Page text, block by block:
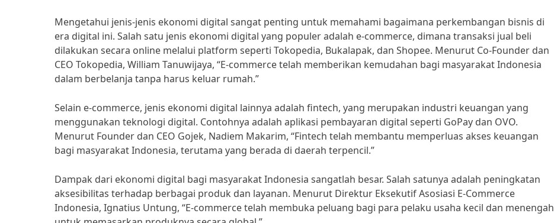
Mengetahui jenis-jenis ekonomi digital sangat penting untuk memahami bagaimana perkembangan bisnis di
era digital ini. Salah satu jenis ekonomi digital yang populer adalah e-commerce, dimana transaksi jual beli
dilakukan secara online melalui platform seperti Tokopedia, Bukalapak, dan Shopee. Menurut Co-Founder dan
CEO Tokopedia, William Tanuwijaya, “E-commerce telah memberikan kemudahan bagi masyarakat Indonesia
dalam berbelanja tanpa harus keluar rumah.”
Selain e-commerce, jenis ekonomi digital lainnya adalah fintech, yang merupakan industri keuangan yang
menggunakan teknologi digital. Contohnya adalah aplikasi pembayaran digital seperti GoPay dan OVO.
Menurut Founder dan CEO Gojek, Nadiem Makarim, “Fintech telah membantu memperluas akses keuangan
bagi masyarakat Indonesia, terutama yang berada di daerah terpencil.”
Dampak dari ekonomi digital bagi masyarakat Indonesia sangatlah besar. Salah satunya adalah peningkatan
aksesibilitas terhadap berbagai produk dan layanan. Menurut Direktur Eksekutif Asosiasi E-Commerce
Indonesia, Ignatius Untung, “E-commerce telah membuka peluang bagi para pelaku usaha kecil dan menengah